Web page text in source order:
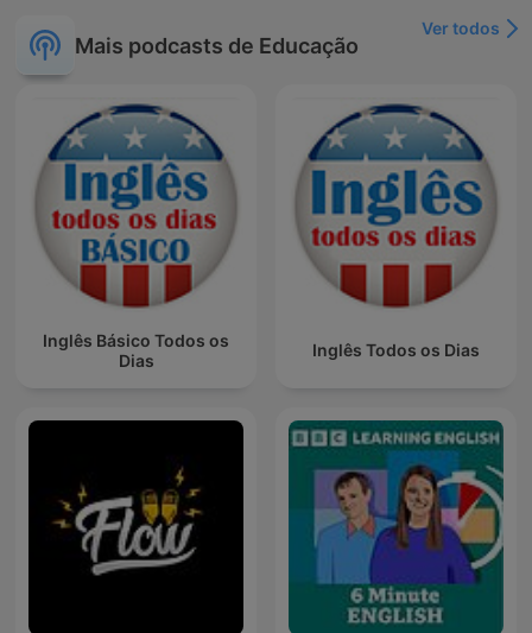
Mais podcasts de Educação
Ver todos
Inglês Básico Todos os
Dias
Inglês Todos os Dias